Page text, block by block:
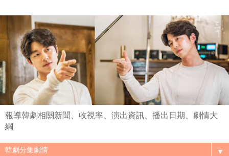
報導韓劇相關新聞、收視率、演出資訊、播出日期、劇情大
綱
▼